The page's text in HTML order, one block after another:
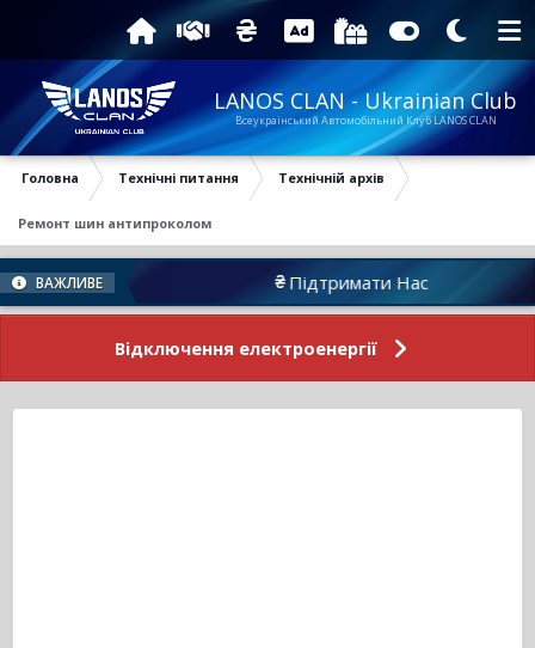
LANOS CLAN - Ukrainian Club
Всеукраїнський Автомобільний Клуб LANOS CLAN
Головна Технічні питання Технічній архів
Ремонт шин антипроколом
ВАЖЛИВЕ Підтримати Нас
Відключення електроенергії